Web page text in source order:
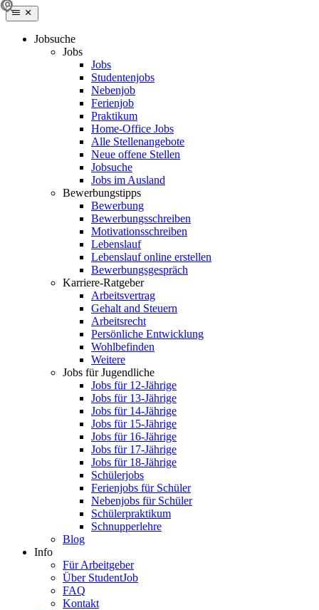
Jobsuche
Jobs
Jobs
Studentenjobs
Nebenjob
Ferienjob
Praktikum
Home-Office Jobs
Alle Stellenangebote
Neue offene Stellen
Jobsuche
Jobs im Ausland
Bewerbungstipps
Bewerbung
Bewerbungsschreiben
Motivationsschreiben
Lebenslauf
Lebenslauf online erstellen
Bewerbungsgespräch
Karriere-Ratgeber
Arbeitsvertrag
Gehalt and Steuern
Arbeitsrecht
Persönliche Entwicklung
Wohlbefinden
Weitere
Jobs für Jugendliche
Jobs für 12-Jährige
Jobs für 13-Jährige
Jobs für 14-Jährige
Jobs für 15-Jährige
Jobs für 16-Jährige
Jobs für 17-Jährige
Jobs für 18-Jährige
Schülerjobs
Ferienjobs für Schüler
Nebenjobs für Schüler
Schülerpraktikum
Schnupperlehre
Blog
Info
Für Arbeitgeber
Über StudentJob
FAQ
Kontakt